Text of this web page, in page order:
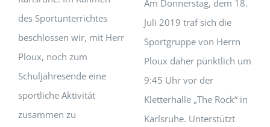
des Sportunterrichtes
beschlossen wir, mit Herr
Ploux, noch zum
Schuljahresende eine
sportliche Aktivität
zusammen zu
Am Donnerstag, dem 18.
Juli 2019 traf sich die
Sportgruppe von Herrn
Ploux daher pünktlich um
9:45 Uhr vor der
Kletterhalle „The Rock“ in
Karlsruhe. Unterstützt